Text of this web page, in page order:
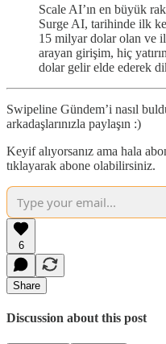
Scale AI’ın en büyük
Surge AI, tarihinde ilk
15 milyar dolar olan ve
arayan girişim, hiç
dolar gelir elde ederek
Swipeline Gündem’i nasıl
arkadaşlarınızla paylaşın :)
Keyif alıyorsanız ama hala
tıklayarak abone olabilirsiniz.
6
Share
Discussion about this post